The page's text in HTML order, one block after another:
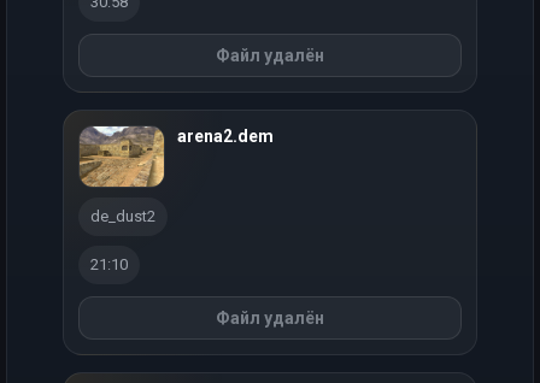
Файл удалён
arena2.dem
de_dust2
21:10
Файл удалён